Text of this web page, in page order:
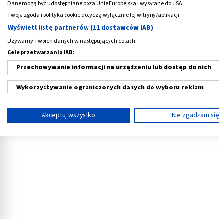
jednocześnie rejestruje skurcze macicy
W ciąży przebiegającej bez powikłań
trymestrze. Jeśli ciąża jest mnoga lub
tygodnia ciąży.
Badanie wykonuje się regularnie, nawet co
Reklama
Dane mogą być udostępniane poza Unię Europejską i wysyłane do USA.
Twoja zgoda i polityka cookie dotyczą wyłącznie tej witryny/aplikacji.
Wyświetl listę partnerów (11 dostawców IAB)
Używamy Twoich danych w następujących celach:
Cele przetwarzania IAB:
Przechowywanie informacji na urządzeniu lub dostęp do nich
Wykorzystywanie ograniczonych danych do wyboru reklam
Tworzenie profili w celu spersonalizowanych reklam
Akceptuj wszystko Nie zgadzam się